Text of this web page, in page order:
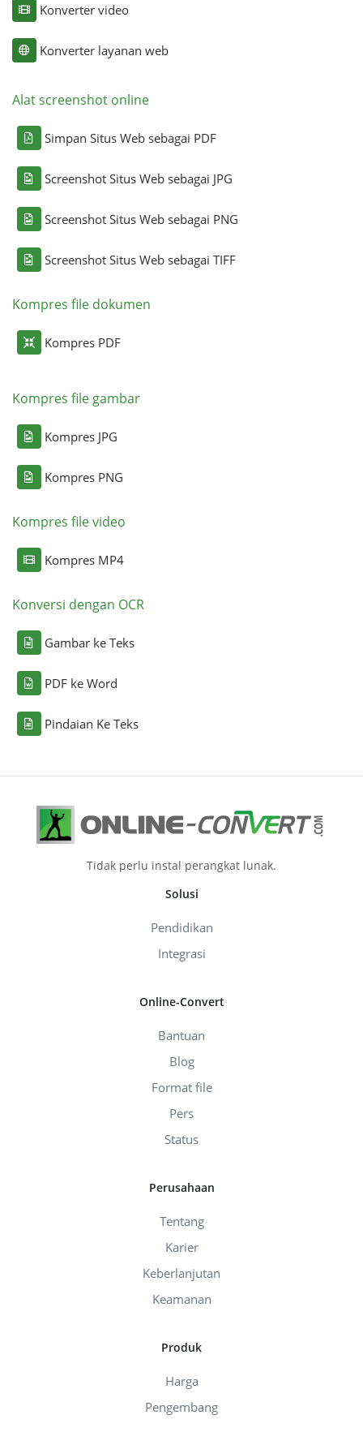
Konverter video
Konverter layanan web
Alat screenshot online
Simpan Situs Web sebagai PDF
Screenshot Situs Web sebagai JPG
Screenshot Situs Web sebagai PNG
Screenshot Situs Web sebagai TIFF
Kompres file dokumen
Kompres PDF
Kompres file gambar
Kompres JPG
Kompres PNG
Kompres file video
Kompres MP4
Konversi dengan OCR
Gambar ke Teks
PDF ke Word
Pindaian Ke Teks
Tidak perlu instal perangkat lunak.
Solusi
Pendidikan
Integrasi
Online-Convert
Bantuan
Blog
Format file
Pers
Status
Perusahaan
Tentang
Karier
Keberlanjutan
Keamanan
Produk
Harga
Pengembang